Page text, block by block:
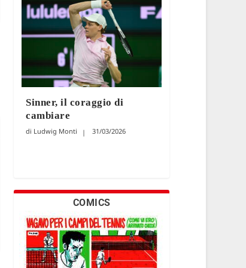
Sinner, il coraggio di
cambiare
Ludwig Monti 31/03/2026
COMICS